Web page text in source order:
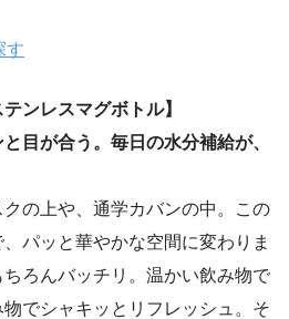
す
ンレスマグボトル】
目が合う。毎日の水分補給が、
の上や、通学カバンの中。この
パッと華やかな空間に変わりま
ろんバッチリ。温かい飲み物で
でシャキッとリフレッシュ。そ